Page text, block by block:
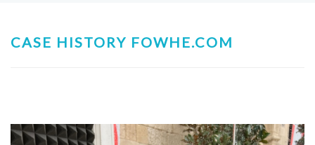
CASE HISTORY FOWHE.COM